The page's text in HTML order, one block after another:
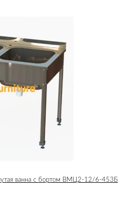
ванна с бортом ВМЦ2-12/6-453Б